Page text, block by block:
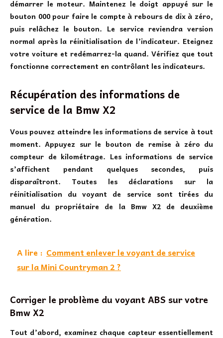
démarrer le moteur. Maintenez le doigt appuyé sur le
bouton 000 pour faire le compte à rebours de dix à zéro,
puis relâchez le bouton. Le service reviendra version
normal après la réinitialisation de l’indicateur. Eteignez
votre voiture et redémarrez-la quand. Vérifiez que tout
fonctionne correctement en contrôlant les indicateurs.
Récupération des informations de
service de la Bmw X2
Vous pouvez atteindre les informations de service à tout
moment. Appuyez sur le bouton de remise à zéro du
compteur de kilométrage. Les informations de service
s’affichent pendant quelques secondes, puis
disparaîtront. Toutes les déclarations sur la
réinitialisation du voyant de service sont tirées du
manuel du propriétaire de la Bmw X2 de deuxième
génération.
A lire : Comment enlever le voyant de service
sur la Mini Countryman 2 ?
Corriger le problème du voyant ABS sur votre
Bmw X2
Tout d’abord, examinez chaque capteur essentiellement